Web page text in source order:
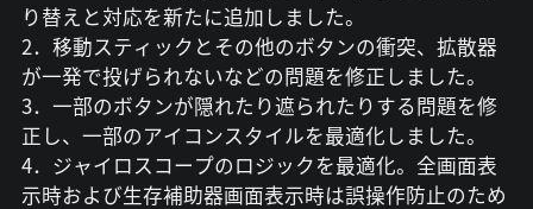
り替えと対応を新たに追加しました。
2．移動スティックとその他のボタンの衝突、拡散器
が一発で投げられないなどの問題を修正しました。
3．一部のボタンが隠れたり遮られたりする問題を修
正し、一部のアイコンスタイルを最適化しました。
4．ジャイロスコープのロジックを最適化。全画面表
示時および生存補助器画面表示時は誤操作防止のため